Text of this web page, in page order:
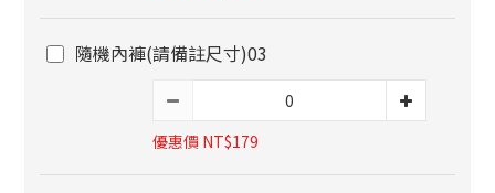
隨機內褲(請備註尺寸)03
優惠價 NT$179